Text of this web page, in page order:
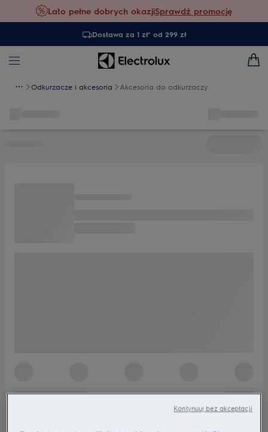
Lato pełne dobrych okazjiSprawdź promocję
Dostawa za 1 zł* od 299 zł
Odkurzacze i akcesoria Akcesoria do odkurzaczy
Kontynuuj bez akceptacji